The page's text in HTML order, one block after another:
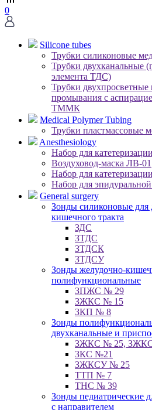
0
Silicone tubes
Трубки силиконовые
Трубки двухканальные
элемента ТДС)
Трубки двухпросветные
промывания с
ТММК
Medical Polymer Tubing
Трубки пластмассовые
Anesthesiology
Набор для
Воздуховод-маска ЛВ-01
Набор для
Набор для
General surgery
Зонды силиконовые для
кишечного тракта
ЗДС
ЗТДС
ЗТДСК
ЗТДСУ
Зонды желудочно-
полифункциональные
ЗПЖС № 29
ЗЖКС № 15
ЗКП № 8
Зонды
двухканальные и
ЗЖКС № 25,
ЗКС №21
ЗЖКСУ № 25
ТТП № 7
ТНС № 39
Зонды педиатрические
с направителем